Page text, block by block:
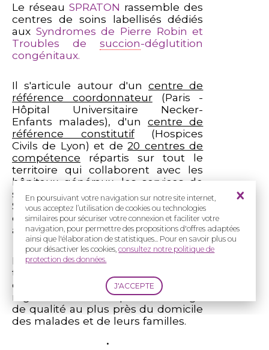
En poursuivant votre navigation sur notre site internet,
vous acceptez l’utilisation de cookies ou technologies
similaires pour sécuriser votre connexion et faciliter votre
navigation, pour permettre des propositions d'offres adaptées
ainsi que l'élaboration de statistiques... Pour en savoir plus ou
pour désactiver les cookies,consultez notre politique de
protection des données.
Le réseauSPRATON rassemble des
centres de soins labellisés dédiés
aux Syndromes de Pierre Robin et
Troubles desuccion-déglutition
congénitaux.
Il s'articule autour d'uncentre de
référence coordonnateur(Paris -
Hôpital Universitaire Necker-
Enfants malades), d'uncentre de
référence constitutif(Hospices
Civils de Lyon) et de20 centres de
compétence répartis sur tout le
territoire qui collaborent avec les
hôpitaux généraux, les services de
soins de suite et de réadaptation ou
SSR, les structures de rééducation
de ville et, les praticiens
ambulatoires.
Répartis sur l'ensemble du
territoire, les centres de référénce
et de compétence assurent
régionalement une prise en charge
de qualité au plus près du domicile
des malades et de leurs familles.
.